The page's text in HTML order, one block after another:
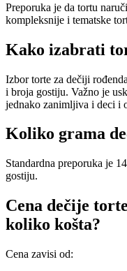
Preporuka je da tortu
kompleksnije i tematske
Kako izabrati
Izbor torte za dečiji
i broja gostiju. Važno je
jednako zanimljiva i deci i
Koliko grama
Standardna preporuka je
gostiju.
Cena dečije
koliko košta?
Cena zavisi od: